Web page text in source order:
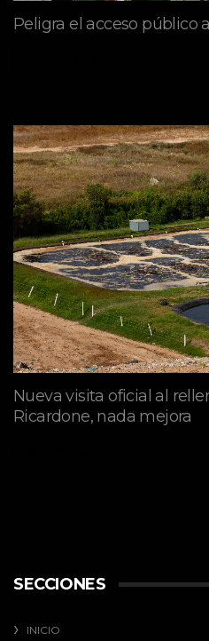
Peligra el acceso público
Nueva visita oficial al
Ricardone, nada mejora
SECCIONES
INICIO